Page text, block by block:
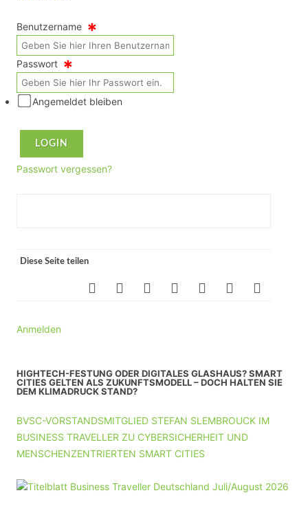
Benutzername*
Passwort*
Angemeldet bleiben
Passwort vergessen?
Diese Seite teilen
Anmelden
HIGHTECH-FESTUNG ODER DIGITALES GLASHAUS? SMART
CITIES GELTEN ALS ZUKUNFTSMODELL – DOCH HALTEN SIE
DEM KLIMADRUCK STAND?
BVSC-VORSTANDSMITGLIED STEFAN SLEMBROUCK IM
BUSINESS TRAVELLER ZU CYBERSICHERHEIT UND
MENSCHENZENTRIERTEN SMART CITIES